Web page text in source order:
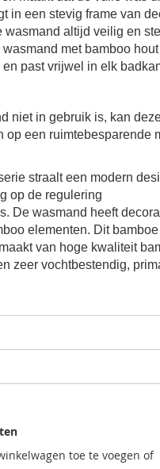
in een stevig frame van
wasmand altijd veilig en
met bamboo
past vrijwel in elk
niet in gebruik is, kan
op een ruimtebesparende
straalt een modern
op de regulering
De wasmand heeft
elementen. Dit
van hoge kwaliteit
zeer vochtbestendig,
toe te voegen of